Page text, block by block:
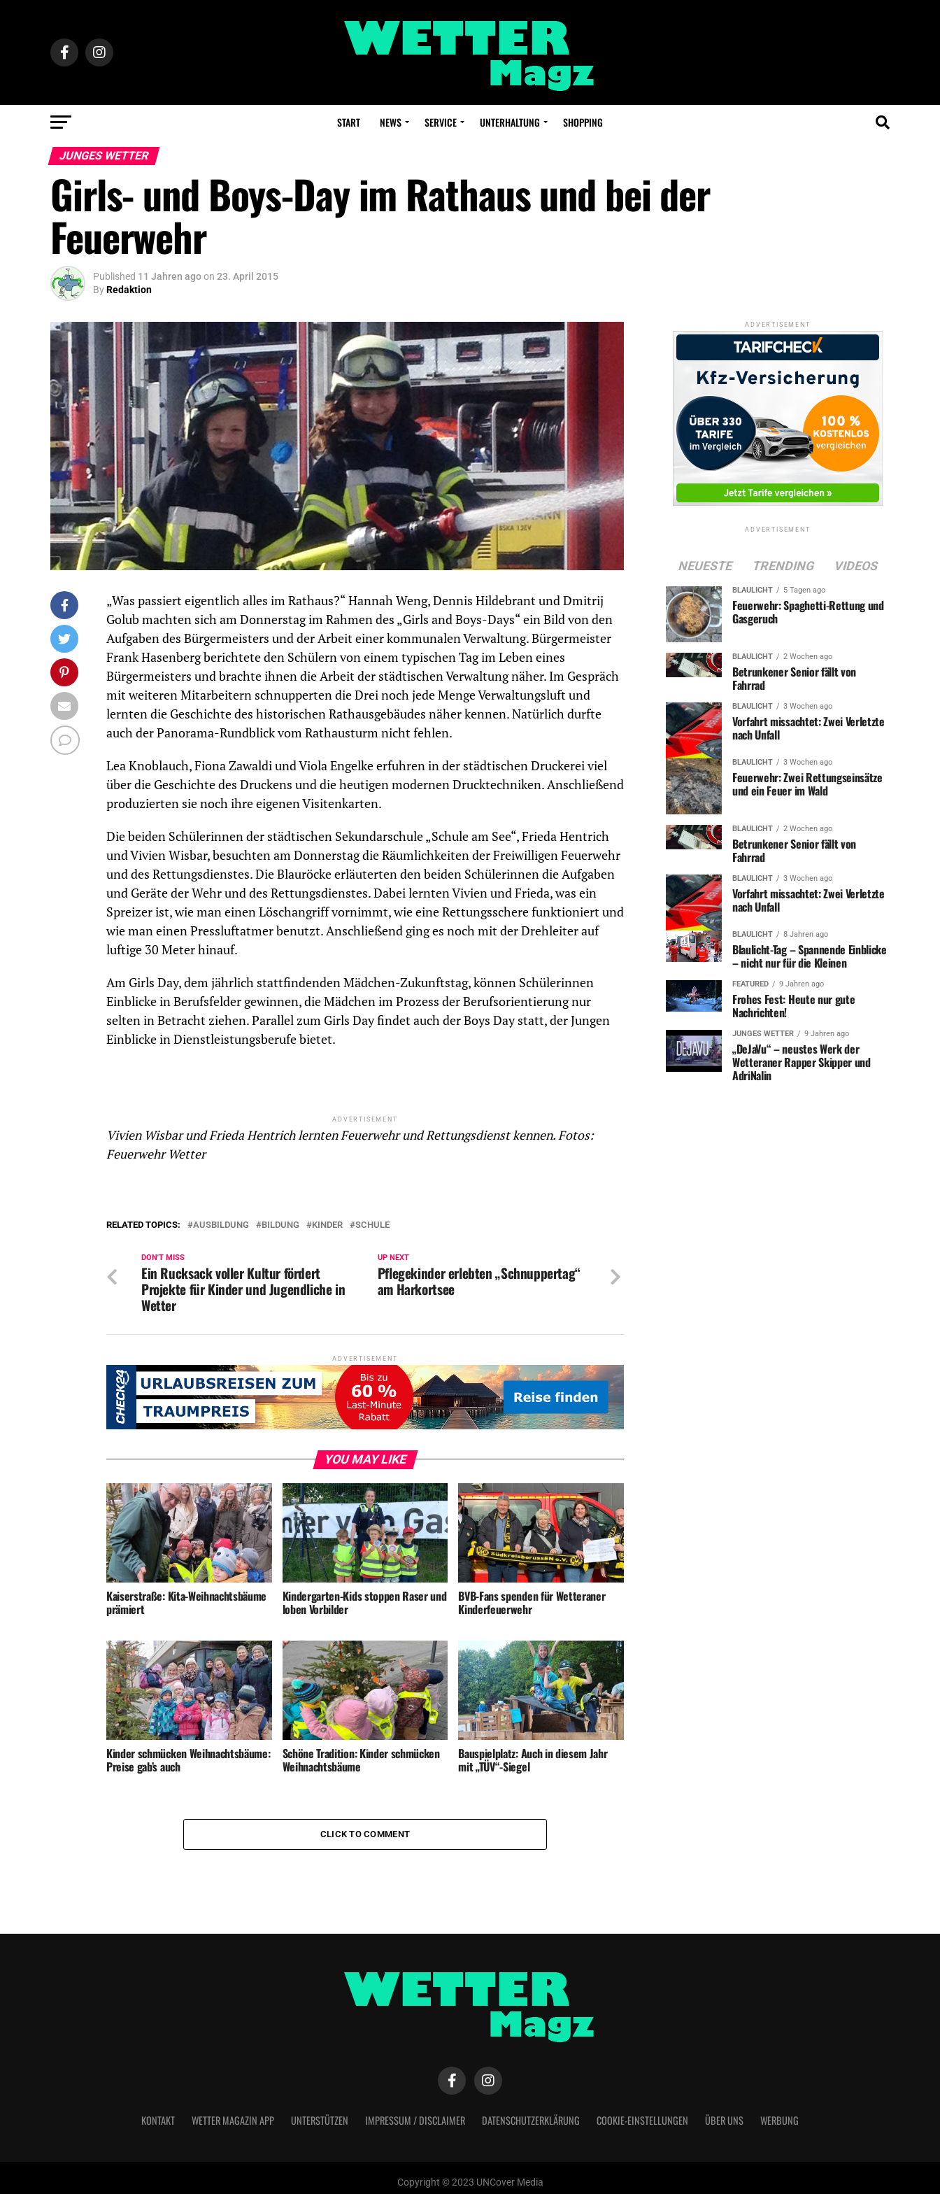
START NEWS SERVICE UNTERHALTUNG SHOPPING
JUNGES WETTER
Girls- und Boys-Day im Rathaus und bei der
Feuerwehr
Published 11 Jahren agoon 23. April 2015
ByRedaktion
„Was passiert eigentlich alles im Rathaus?“ Hannah Weng, Dennis Hildebrant und Dmitrij
Golub machten sich am Donnerstag im Rahmen des „Girls and Boys-Days“ ein Bild von den
Aufgaben des Bürgermeisters und der Arbeit einer kommunalen Verwaltung. Bürgermeister
Frank Hasenberg berichtete den Schülern von einem typischen Tag im Leben eines
Bürgermeisters und brachte ihnen die Arbeit der städtischen Verwaltung näher. Im Gespräch
mit weiteren Mitarbeitern schnupperten die Drei noch jede Menge Verwaltungsluft und
lernten die Geschichte des historischen Rathausgebäudes näher kennen. Natürlich durfte
auch der Panorama-Rundblick vom Rathausturm nicht fehlen.
Lea Knoblauch, Fiona Zawaldi und Viola Engelke erfuhren in der städtischen Druckerei viel
über die Geschichte des Druckens und die heutigen modernen Drucktechniken. Anschließend
produzierten sie noch ihre eigenen Visitenkarten.
Die beiden Schülerinnen der städtischen Sekundarschule „Schule am See“, Frieda Hentrich
und Vivien Wisbar, besuchten am Donnerstag die Räumlichkeiten der Freiwilligen Feuerwehr
und des Rettungsdienstes. Die Blauröcke erläuterten den beiden Schülerinnen die Aufgaben
und Geräte der Wehr und des Rettungsdienstes. Dabei lernten Vivien und Frieda, was ein
Spreizer ist, wie man einen Löschangriff vornimmt, wie eine Rettungsschere funktioniert und
wie man einen Pressluftatmer benutzt. Anschließend ging es noch mit der Drehleiter auf
luftige 30 Meter hinauf.
Am Girls Day, dem jährlich stattfindenden Mädchen-Zukunftstag, können Schülerinnen
Einblicke in Berufsfelder gewinnen, die Mädchen im Prozess der Berufsorientierung nur
selten in Betracht ziehen. Parallel zum Girls Day findet auch der Boys Day statt, der Jungen
Einblicke in Dienstleistungsberufe bietet.
ADVERTISEMENT
Vivien Wisbar und Frieda Hentrich lernten Feuerwehr und Rettungsdienst kennen. Fotos:
Feuerwehr Wetter
RELATED TOPICS: AUSBILDUNG BILDUNG KINDER SCHULE
UP NEXT
Pflegekinder erlebten „Schnuppertag“
am Harkortsee
DON'T MISS
Ein Rucksack voller Kultur fördert
Projekte für Kinder und Jugendliche in
Wetter
ADVERTISEMENT
YOU MAY LIKE
Kaiserstraße: Kita-Weihnachtsbäume
prämiert
Kindergarten-Kids stoppen Raser und
loben Vorbilder
BVB-Fans spenden für Wetteraner
Kinderfeuerwehr
Kinder schmücken Weihnachtsbäume:
Preise gab’s auch
Schöne Tradition: Kinder schmücken
Weihnachtsbäume
Bauspielplatz: Auch in diesem Jahr
mit „TÜV“-Siegel
CLICK TO COMMENT
ADVERTISEMENT
ADVERTISEMENT
NEUESTE TRENDING VIDEOS
BLAULICHT 5 Tagen ago
Feuerwehr: Spaghetti-Rettung und
Gasgeruch
BLAULICHT 2 Wochen ago
Betrunkener Senior fällt von
Fahrrad
BLAULICHT 3 Wochen ago
Vorfahrt missachtet: Zwei Verletzte
nach Unfall
BLAULICHT 3 Wochen ago
Feuerwehr: Zwei Rettungseinsätze
und ein Feuer im Wald
BLAULICHT 2 Wochen ago
Betrunkener Senior fällt von
Fahrrad
BLAULICHT 3 Wochen ago
Vorfahrt missachtet: Zwei Verletzte
nach Unfall
BLAULICHT 8 Jahren ago
Blaulicht-Tag – Spannende Einblicke
– nicht nur für die Kleinen
FEATURED 9 Jahren ago
Frohes Fest: Heute nur gute
Nachrichten!
JUNGES WETTER 9 Jahren ago
„DeJaVu“ – neustes Werk der
Wetteraner Rapper Skipper und
AdriNalin
KONTAKT WETTER MAGAZIN APP UNTERSTÜTZEN IMPRESSUM / DISCLAIMER DATENSCHUTZERKLÄRUNG COOKIE-EINSTELLUNGEN ÜBER UNS WERBUNG
Copyright © 2023 UNCover Media